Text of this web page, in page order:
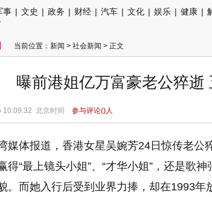
事 | 文史 | 政务 | 财经 | 汽车 | 文化 | 娱乐 | 健康 |
当前位置： 新闻 > 社会新闻 > 正文
曝前港姐亿万富豪老公猝逝
10:09:32 北京时间 参与评论()人
媒体报道，香港女星吴婉芳24日惊传老公
得“最上镜头小姐”、“才华小姐”，还是歌
。而她入行后受到业界力捧，却在1993